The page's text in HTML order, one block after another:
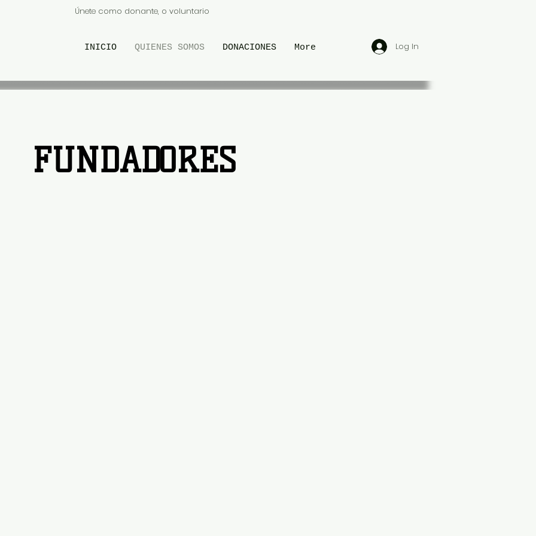
Únete como donante, o voluntario
INICIO QUIENES SOMOS DONACIONES More Log In
FUNDADORES